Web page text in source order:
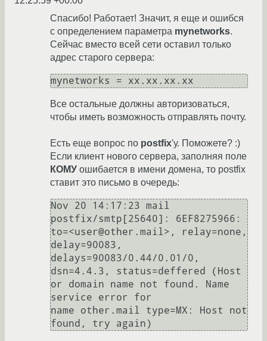
Спасибо! Работает! Значит, я еще и ошибся
с определением параметра mynetworks.
Сейчас вместо всей сети оставил только
адрес старого сервера:
Все остальные должны авторизоваться,
чтобы иметь возможность отправлять почту.
Есть еще вопрос по postfix'у. Поможете? :)
Если клиент нового сервера, заполняя поле
КОМУ ошибается в имени домена, то postfix
ставит это письмо в очередь:
Nov 20 14:17:23 mail
postfix/smtp[25640]: 6EF8275966:
to=<user@other.mail>, relay=none,
delay=90083,
delays=90083/0.44/0.01/0,
dsn=4.4.3, status=deffered (Host
or domain name not found. Name
service error for
name other.mail type=MX: Host not